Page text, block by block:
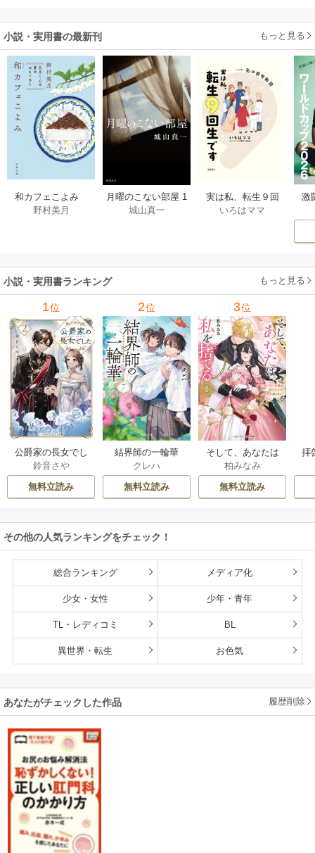
二度目は串刺し回
小説・実用書の最新刊 もっと見る
和カフェこよみ
五月くんの夏のお
野村美月
月曜のこない部屋 1
巻
城山真一
実は私、転生９回
生です マンガ
いろはママ
激
小説・実用書ランキング もっと見る
1位
公爵家の長女でし
た
鈴音さや
無料立読み
2位
結界師の一輪華
クレハ
無料立読み
3位
そして、あなたは
私を捨てる
柏みなみ
無料立読み
拝
その他の人気ランキングをチェック！
総合ランキング メディア化
少女・女性 少年・青年
TL・レディコミ BL
異世界・転生 お色気
あなたがチェックした作品 履歴削除